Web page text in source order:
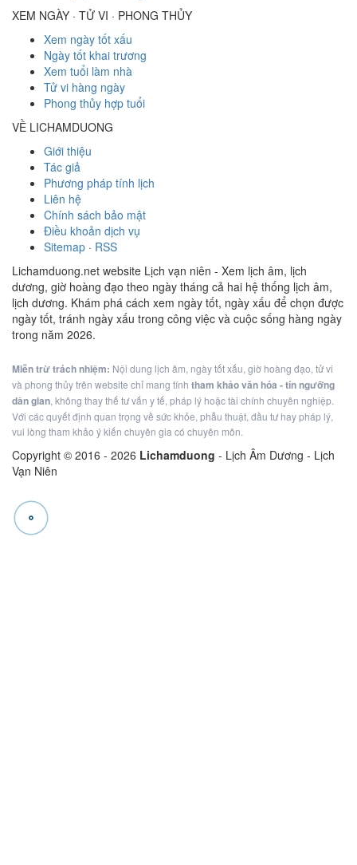
XEM NGÀY · TỬ VI · PHONG THỦY
Xem ngày tốt xấu
Ngày tốt khai trương
Xem tuổi làm nhà
Tử vi hàng ngày
Phong thủy hợp tuổi
VỀ LICHAMDUONG
Giới thiệu
Tác giả
Phương pháp tính lịch
Liên hệ
Chính sách bảo mật
Điều khoản dịch vụ
Sitemap · RSS
Lichamduong.net website Lịch vạn niên - Xem lịch âm, lịch
dương, giờ hoàng đạo theo ngày tháng cả hai hệ thống lịch âm,
lịch dương. Khám phá cách xem ngày tốt, ngày xấu để chọn được
ngày tốt, tránh ngày xấu trong công việc và cuộc sống hàng ngày
trong năm 2026.
Miễn trừ trách nhiệm: Nội dung lịch âm, ngày tốt xấu, giờ hoàng đạo, tử vi
và phong thủy trên website chỉ mang tính tham khảo văn hóa - tín ngưỡng
dân gian, không thay thế tư vấn y tế, pháp lý hoặc tài chính chuyên nghiệp.
Với các quyết định quan trọng về sức khỏe, phẫu thuật, đầu tư hay pháp lý,
vui lòng tham khảo ý kiến chuyên gia có chuyên môn.
Copyright © 2016 - 2026 Lichamduong - Lịch Âm Dương - Lịch
Vạn Niên